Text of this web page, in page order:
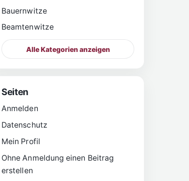
Bauernwitze
Beamtenwitze
Alle Kategorien anzeigen
Seiten
Anmelden
Datenschutz
Mein Profil
Ohne Anmeldung einen Beitrag
erstellen